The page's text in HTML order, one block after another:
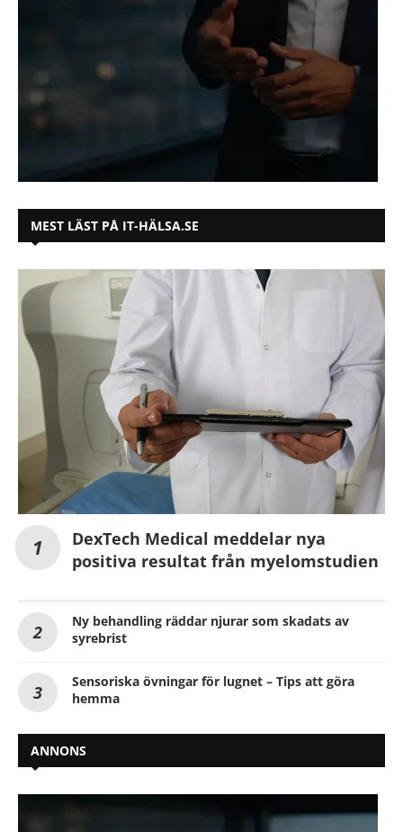
MEST LÄST PÅ IT-HÄLSA.SE
DexTech Medical meddelar nya
positiva resultat från myelomstudien
Ny behandling räddar njurar som skadats av
syrebrist
Sensoriska övningar för lugnet – Tips att göra
hemma
ANNONS